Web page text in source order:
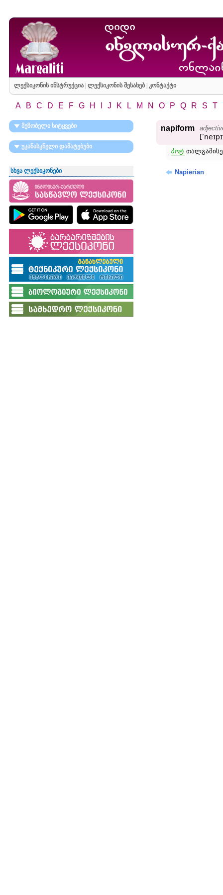
ლექსიკონის ინსტრუქცია| ლექსიკონის შესახებ| კონტაქტი
A B C D E F G H J K L M N O P Q R S T
მეზობელი სიტყვები
უკანასკნელი დამატებები
სხვა ლექსიკონები
napiform
ბოტ.
Napierian